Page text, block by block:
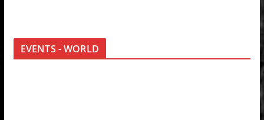
EVENTS - WORLD